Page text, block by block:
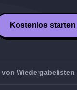
Kostenlos starten
von Wiedergabelisten